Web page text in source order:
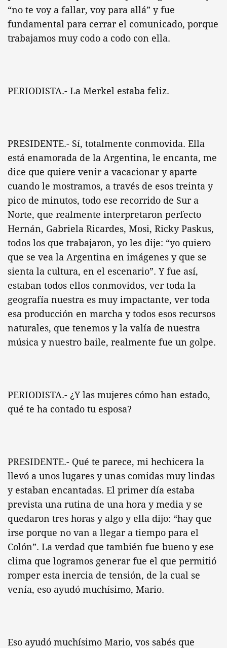
“no te voy a fallar, voy para allá” y fue
fundamental para cerrar el comunicado, porque
trabajamos muy codo a codo con ella.
PERIODISTA.- La Merkel estaba feliz.
PRESIDENTE.- Sí, totalmente conmovida. Ella
está enamorada de la Argentina, le encanta, me
dice que quiere venir a vacacionar y aparte
cuando le mostramos, a través de esos treinta y
pico de minutos, todo ese recorrido de Sur a
Norte, que realmente interpretaron perfecto
Hernán, Gabriela Ricardes, Mosi, Ricky Paskus,
todos los que trabajaron, yo les dije: “yo quiero
que se vea la Argentina en imágenes y que se
sienta la cultura, en el escenario”. Y fue así,
estaban todos ellos conmovidos, ver toda la
geografía nuestra es muy impactante, ver toda
esa producción en marcha y todos esos recursos
naturales, que tenemos y la valía de nuestra
música y nuestro baile, realmente fue un golpe.
PERIODISTA.- ¿Y las mujeres cómo han estado,
qué te ha contado tu esposa?
PRESIDENTE.- Qué te parece, mi hechicera la
llevó a unos lugares y unas comidas muy lindas
y estaban encantadas. El primer día estaba
prevista una rutina de una hora y media y se
quedaron tres horas y algo y ella dijo: “hay que
irse porque no van a llegar a tiempo para el
Colón”. La verdad que también fue bueno y ese
clima que logramos generar fue el que permitió
romper esta inercia de tensión, de la cual se
venía, eso ayudó muchísimo, Mario.
Eso ayudó muchísimo Mario, vos sabés que